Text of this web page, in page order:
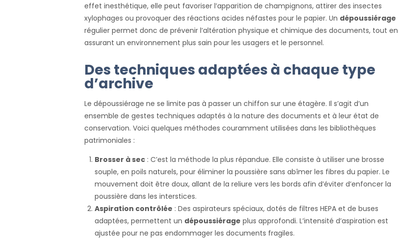
effet inesthétique, elle peut favoriser l’apparition de champignons, attirer des insectes
xylophages ou provoquer des réactions acides néfastes pour le papier. Un dépoussiérage
régulier permet donc de prévenir l’altération physique et chimique des documents, tout en
assurant un environnement plus sain pour les usagers et le personnel.
Des techniques adaptées à chaque type
d’archive
Le dépoussiérage ne se limite pas à passer un chiffon sur une étagère. Il s’agit d’un
ensemble de gestes techniques adaptés à la nature des documents et à leur état de
conservation. Voici quelques méthodes couramment utilisées dans les bibliothèques
patrimoniales :
Brosser à sec : C’est la méthode la plus répandue. Elle consiste à utiliser une brosse
souple, en poils naturels, pour éliminer la poussière sans abîmer les fibres du papier. Le
mouvement doit être doux, allant de la reliure vers les bords afin d’éviter d’enfoncer la
poussière dans les interstices.
Aspiration contrôlée : Des aspirateurs spéciaux, dotés de filtres HEPA et de buses
adaptées, permettent un dépoussiérage plus approfondi. L’intensité d’aspiration est
ajustée pour ne pas endommager les documents fragiles.